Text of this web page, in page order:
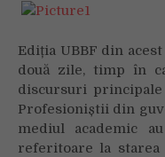
Ediția UBBF din
două zile, timp în
discursuri
Profesioniștii din
mediul academic
referitoare la